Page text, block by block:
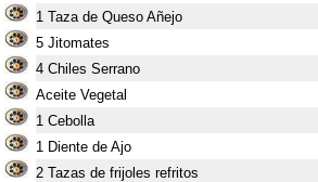
1 Taza de Queso Añejo
5 Jitomates
4 Chiles Serrano
Aceite Vegetal
1 Cebolla
1 Diente de Ajo
2 Tazas de frijoles refritos